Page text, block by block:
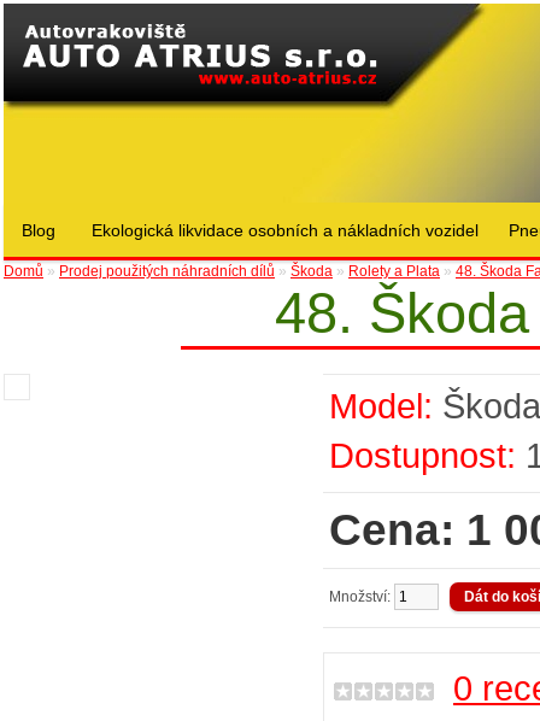
Blog Ekologická likvidace osobních a nákladních vozidel
Domů » Prodej použitých náhradních dílů » Škoda » Rolety a Plata » 48. Škoda
48.
Model: Škoda
Dostupnost:
Cena: 1
Množství:
0